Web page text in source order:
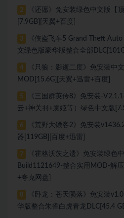
2
《还愿》免安装绿色中文版【
[7.9GB][天翼+百度]
3
《侠盗飞车5 Grand Theft
文绿色版豪华版整合全部
4
《只狼：影逝二度》免安装中
MOD[15.6G][天翼+迅雷+百度]
5
《三国群英传8》免安装-
云+神关羽+虞姬等）绿色中文版
6
《荒野大镖客2》免安装
器[119GB][百度+迅雷]
7
《霍格沃茨之遗》免安装绿色
Build1121649-整合实用MOD-解
+夸克网盘]
8
《卧龙：苍天陨落》免安装
华版整合朱雀白虎青龙DLC[45.4